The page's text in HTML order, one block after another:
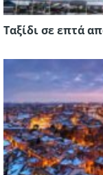
Ταξίδι σε επτά